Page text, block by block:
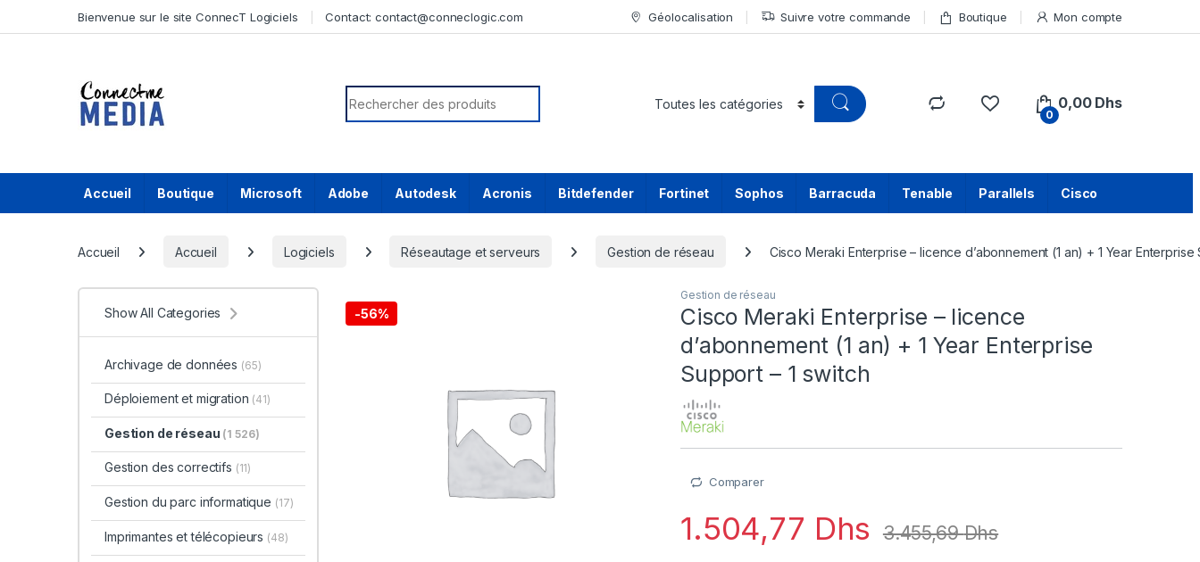
Bienvenue sur le site ConnecT Logiciels Contact:contact@conneclogic.com Géolocalisation Suivre votre commande Boutique Mon compte
Search for:
0
0,00 Dhs
Accueil Boutique Microsoft Adobe Autodesk Acronis Bitdefender Fortinet Sophos Barracuda Tenable Parallels Cisco
Accueil Accueil Logiciels Réseautage et serveurs Gestion de réseau Cisco Meraki Enterprise – licence d’abonnement (1 an) + 1 Year Enterprise
-56%
Gestion de réseau
Cisco Meraki Enterprise – licence
d’abonnement (1 an) + 1 Year Enterprise
Support – 1 switch
Comparer
1.504,77 Dhs 3.455,69Dhs
Show All Categories
Archivage de données (65)
Déploiement et migration (41)
Gestion de réseau (1 526)
Gestion des correctifs (11)
Gestion du parc informatique (17)
Imprimantes et télécopieurs (48)